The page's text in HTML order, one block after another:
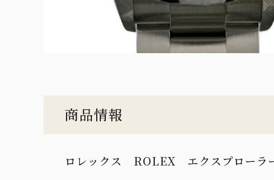
商品情報
ロレックス ROLEX エクスプローラ